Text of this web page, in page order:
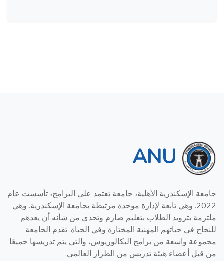
ANU
جامعة الإسكندرية الأهلية، جامعة تعتمد على البرامج، تأسست عام
2022. وهي تابعة لإدارة موحدة مرتبطة بجامعة الإسكندرية. وهي
ملتزمة بتزويد الطلاب بتعليم صارم وتحدي من شأنه أن يعدهم
للنجاح في حياتهم المهنية المختارة وفي الحياة. تقدم الجامعة
مجموعة واسعة من برامج البكالوريوس، والتي يتم تدريسها جميعًا
من قبل أعضاء هيئة تدريس من الطراز العالمي.